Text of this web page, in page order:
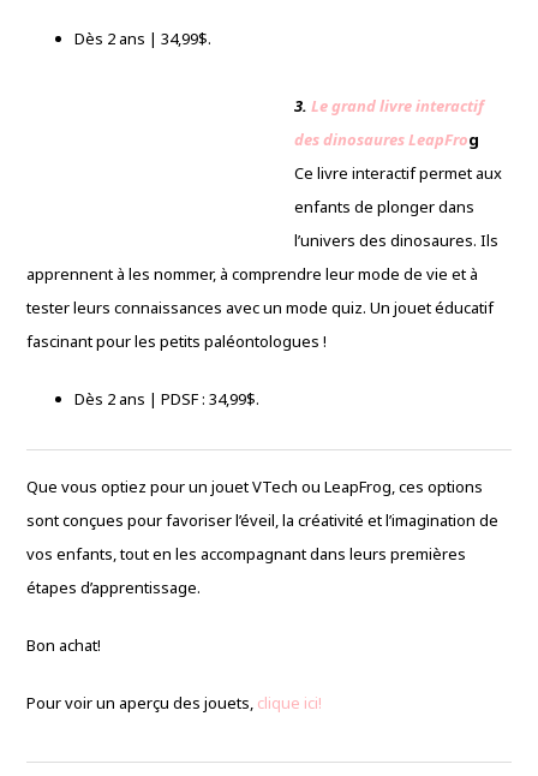
Dès 2 ans | 34,99$.
3.Le grand livre interactif
des dinosaures LeapFrog
Ce livre interactif permet aux
enfants de plonger dans
l’univers des dinosaures. Ils
apprennent à les nommer, à comprendre leur mode de vie et à
tester leurs connaissances avec un mode quiz. Un jouet éducatif
fascinant pour les petits paléontologues !
Dès 2 ans | PDSF : 34,99$.
Que vous optiez pour un jouet VTech ou LeapFrog, ces options
sont conçues pour favoriser l’éveil, la créativité et l’imagination de
vos enfants, tout en les accompagnant dans leurs premières
étapes d’apprentissage.
Bon achat!
Pour voir un aperçu des jouets, clique ici!